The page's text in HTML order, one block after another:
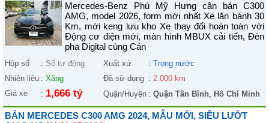
Mercedes-Benz Phú Mỹ Hưng cần bán C300
AMG, model 2026, form mới nhất Xe lăn bánh 30
Km, mới keng lưu kho Xe thay đổi hoàn toàn với
Động cơ điện mới, màn hình MBUX cải tiến, Đèn
pha Digital cùng Cản
Hộp số : Số tự động Xuất xứ : Trong nước
Nhiên liệu : Xăng Đã sử dụng : 2.000 km
Giá xe
: 1,666 tỷ Quận/Huyện : Quận Tân Bình, Hồ Chí Minh
BÁN MERCEDES C300 AMG 2024, MẪU MỚI, SIÊU LƯỚT